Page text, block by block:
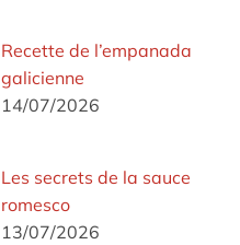
Recette de l’empanada
galicienne
14/07/2026
Les secrets de la sauce
romesco
13/07/2026